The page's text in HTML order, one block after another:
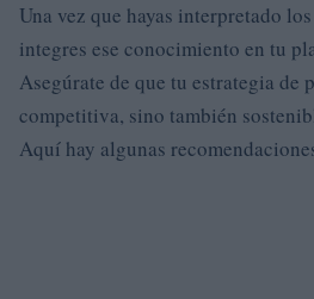
Una vez que hayas interpretado
integres ese conocimiento en tu
Asegúrate de que tu estrategia de
competitiva, sino también
Aquí hay algunas